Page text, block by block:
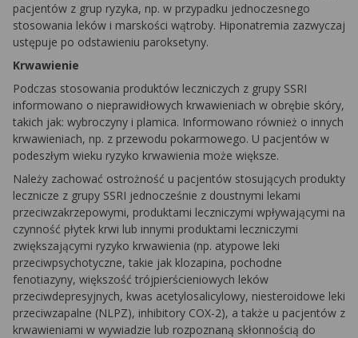
pacjentów z grup ryzyka, np. w przypadku jednoczesnego
stosowania leków i marskości wątroby. Hiponatremia zazwyczaj
ustępuje po odstawieniu paroksetyny.
Krwawienie
Podczas stosowania produktów leczniczych z grupy SSRI
informowano o nieprawidłowych krwawieniach w obrębie skóry,
takich jak: wybroczyny i plamica. Informowano również o innych
krwawieniach, np. z przewodu pokarmowego. U pacjentów w
podeszłym wieku ryzyko krwawienia może większe.
Należy zachować ostrożność u pacjentów stosujących produkty
lecznicze z grupy SSRI jednocześnie z doustnymi lekami
przeciwzakrzepowymi, produktami leczniczymi wpływającymi na
czynność płytek krwi lub innymi produktami leczniczymi
zwiększającymi ryzyko krwawienia (np. atypowe leki
przeciwpsychotyczne, takie jak klozapina, pochodne
fenotiazyny, większość trójpierścieniowych leków
przeciwdepresyjnych, kwas acetylosalicylowy, niesteroidowe leki
przeciwzapalne (NLPZ), inhibitory COX-2), a także u pacjentów z
krwawieniami w wywiadzie lub rozpoznaną skłonnością do